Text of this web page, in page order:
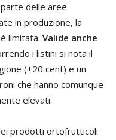
delle aree
in produzione, la
limitata. Valide anche
i listini si nota il
(+20 cent) e un
che hanno comunque
elevati.
prodotti ortofrutticoli